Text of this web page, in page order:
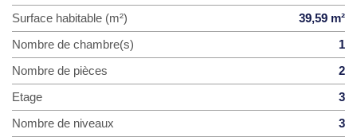
Surface habitable (m²) 39,59 m²
Nombre de chambre(s) 1
Nombre de pièces 2
Etage 3
Nombre de niveaux 3